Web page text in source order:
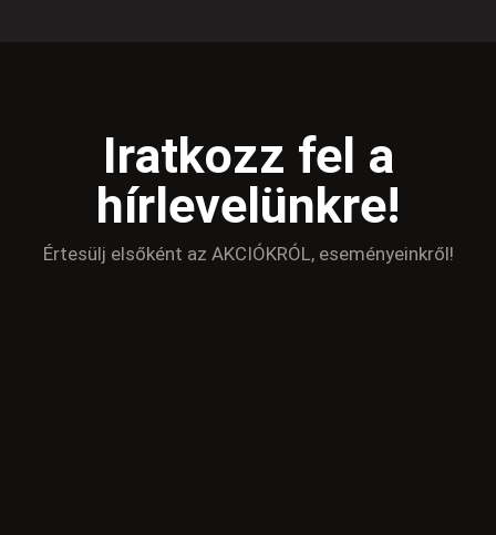
Iratkozz fel a
hírlevelünkre!
Értesülj elsőként az AKCIÓKRÓL, eseményeinkről!